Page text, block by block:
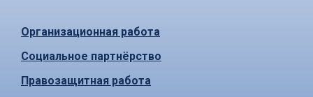
Организационная работа
Социальное партнёрство
Правозащитная работа